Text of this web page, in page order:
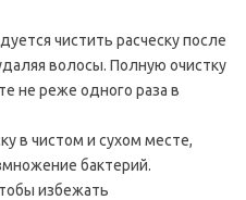
чистить расческу после
волосы. Полную очистку
не реже одного раза в
в чистом и сухом месте,
бактерий.
избежать